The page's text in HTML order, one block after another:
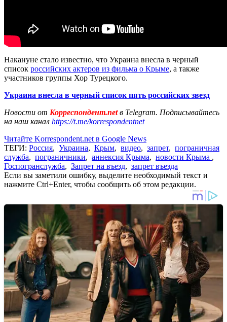
Накануне стало известно, что Украина внесла в черный
список российских актеров из фильма о Крыме, а также
участников группы Хор Турецкого.
Украина внесла в черный список пять российских звезд
Новости от Корреспондент.netв Telegram. Подписывайтесь
на наш канал https://t.me/korrespondentnet
Читайте Korrespondent.net в Google News
ТЕГИ: Россия, Украина, Крым, видео, запрет, пограничная
служба, пограничники, аннексия Крыма, новости Крыма ,
Госпогранслужба, Запрет на въезд, запрет въезда
Если вы заметили ошибку, выделите необходимый текст и
нажмите Ctrl+Enter, чтобы сообщить об этом редакции.